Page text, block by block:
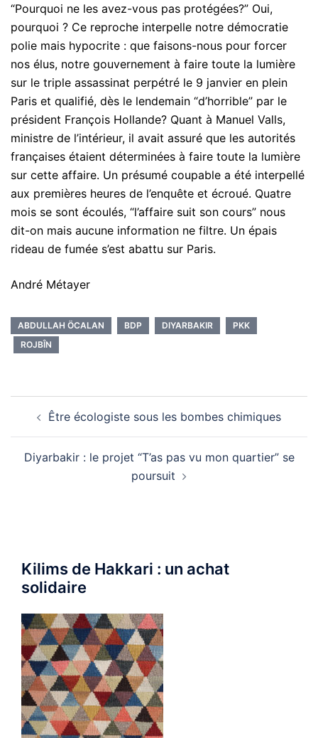
“Pourquoi ne les avez-vous pas protégées?” Oui,
pourquoi ? Ce reproche interpelle notre démocratie
polie mais hypocrite : que faisons-nous pour forcer
nos élus, notre gouvernement à faire toute la lumière
sur le triple assassinat perpétré le 9 janvier en plein
Paris et qualifié, dès le lendemain “d’horrible” par le
président François Hollande? Quant à Manuel Valls,
ministre de l’intérieur, il avait assuré que les autorités
françaises étaient déterminées à faire toute la lumière
sur cette affaire. Un présumé coupable a été interpellé
aux premières heures de l’enquête et écroué. Quatre
mois se sont écoulés, “l’affaire suit son cours” nous
dit-on mais aucune information ne filtre. Un épais
rideau de fumée s’est abattu sur Paris.
André Métayer
ABDULLAH ÖCALAN BDP DIYARBAKIR
PKK
ROJBÎN
d’articleÊtre écologiste sous les bombes chimiques
Diyarbakir : le projet “T’as pas vu mon quartier” se
poursuit
Kilims de Hakkari : un achat
solidaire